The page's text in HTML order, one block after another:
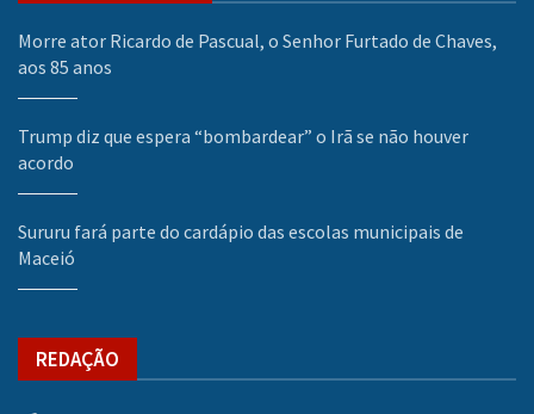
Morre ator Ricardo de Pascual, o Senhor Furtado de Chaves,
aos 85 anos
Trump diz que espera “bombardear” o Irã se não houver
acordo
Sururu fará parte do cardápio das escolas municipais de
Maceió
REDAÇÃO